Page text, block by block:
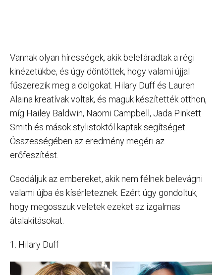
Vannak olyan hírességek, akik belefáradtak a régi
kinézetükbe, és úgy döntöttek, hogy valami újjal
fűszerezik meg a dolgokat. Hilary Duff és Lauren
Alaina kreatívak voltak, és maguk készítették otthon,
míg Hailey Baldwin, Naomi Campbell, Jada Pinkett
Smith és mások stylistoktól kaptak segítséget.
Összességében az eredmény megéri az
erőfeszítést.
Csodáljuk az embereket, akik nem félnek belevágni
valami újba és kísérleteznek. Ezért úgy gondoltuk,
hogy megosszuk veletek ezeket az izgalmas
átalakításokat.
1. Hilary Duff